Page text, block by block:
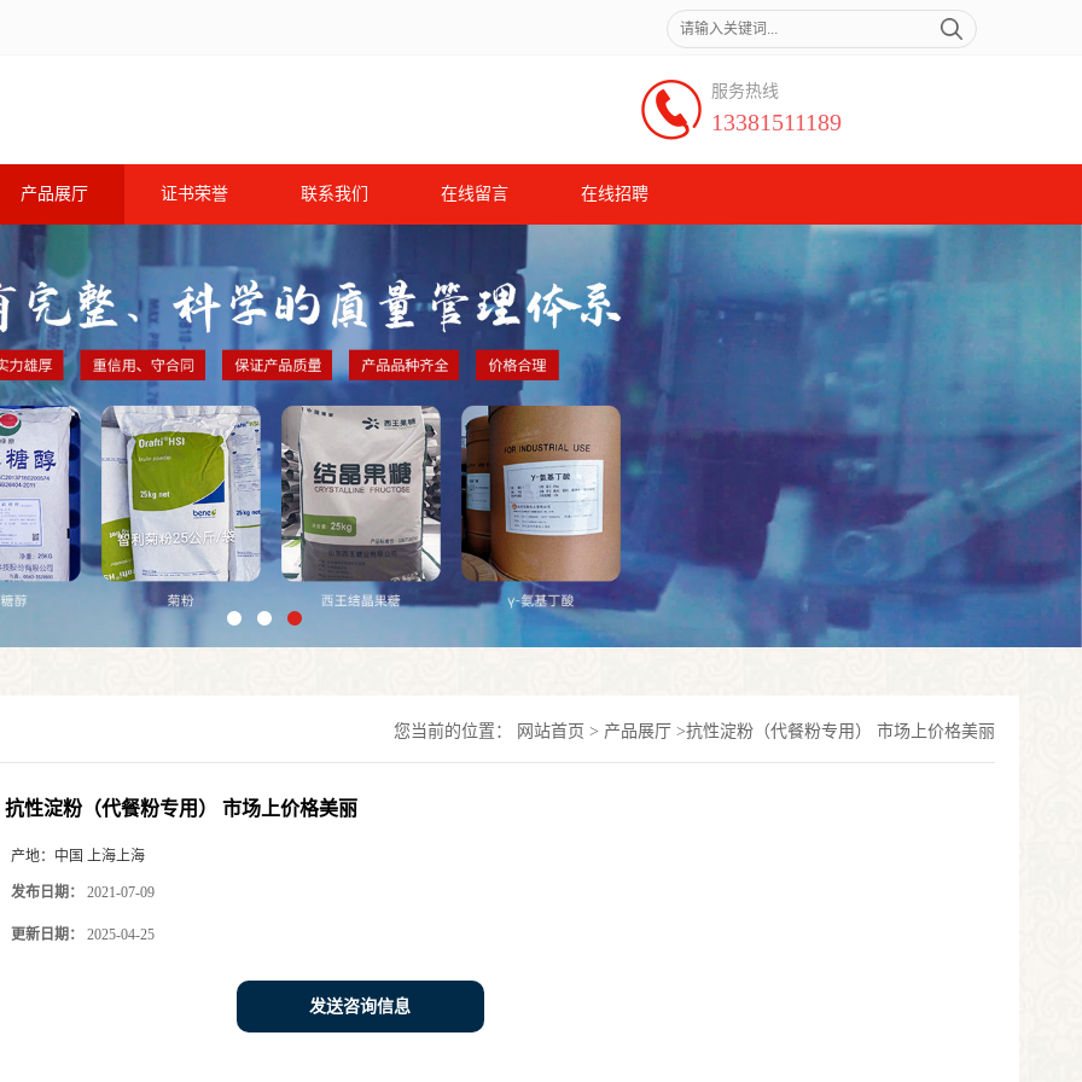
服务热线
13381511189
产品展厅 证书荣誉 联系我们 在线留言 在线招聘
您当前的位置： 网站首页 > 产品展厅 >抗性淀粉（代餐粉专用） 市场上价格美丽
抗性淀粉（代餐粉专用） 市场上价格美丽
产地： 中国 上海上海
发布日期： 2021-07-09
更新日期： 2025-04-25
发送咨询信息